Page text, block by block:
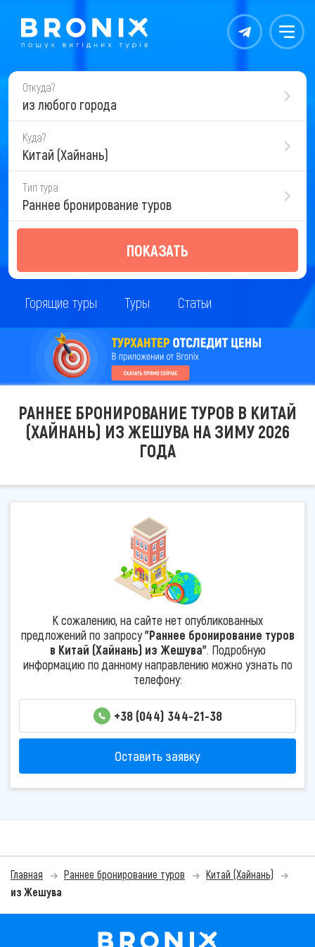
Контакты Меню
Откуда?
из любого города
Куда?
Китай (Хайнань)
Тип тура
Раннее бронирование туров
ПОКАЗАТЬ
Горящие туры Туры Статьи
РАННЕЕ БРОНИРОВАНИЕ ТУРОВ В КИТАЙ
(ХАЙНАНЬ) ИЗ ЖЕШУВА НА ЗИМУ 2026
ГОДА
К сожалению, на сайте нет опубликованных
предложений по запросу"Раннее бронирование туров
в Китай (Хайнань) из Жешува". Подробную
информацию по данному направлению можно узнать по
телефону:
+38 (044) 344-21-38
Оставить заявку
Главная Раннее бронирование туров
Китай (Хайнань)
из Жешува